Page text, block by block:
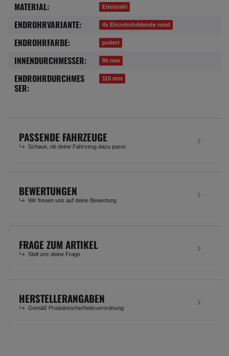
Produkteigenschaft
Wert
MATERIAL: Edelstahl
ENDROHRVARIANTE: 4x Einzelrohrblende rund
ENDROHRFARBE: poliert
INNENDURCHMESSER: 80 mm
ENDROHRDURCHMES
SER:
115 mm
PASSENDE FAHRZEUGE
Schaue, ob deine Fahrzeug dazu passt
BEWERTUNGEN
Wir freuen uns auf deine Bewertung
FRAGE ZUM ARTIKEL
Stell uns deine Frage
HERSTELLERANGABEN
Gemäß Produktsicherheitsverordnung